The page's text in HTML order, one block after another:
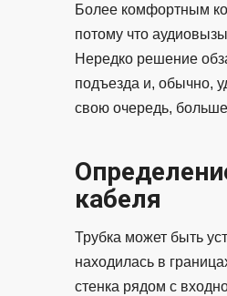
Более комфортным
потому что
Нередко решение
подъезда и, обычно,
свою очередь,
кабеля
Трубка может быть
находилась в
стенка рядом с